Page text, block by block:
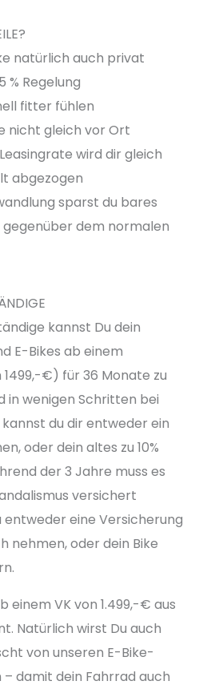
natürlich auch privat
% Regelung
fitter fühlen
nicht gleich vor Ort
wird dir gleich
abgezogen
sparst du bares
gegenüber dem normalen
kannst Du dein
E-Bikes ab einem
€) für 36 Monate zu
in wenigen Schritten bei
du dir entweder ein
oder dein altes zu 10%
der 3 Jahre muss es
versichert
entweder eine Versicherung
nehmen, oder dein Bike
einem VK von 1.499,-€ aus
Natürlich wirst Du auch
von unseren E-Bike-
damit dein Fahrrad auch